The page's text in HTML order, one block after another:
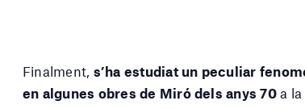
Finalment, s’ha estudiat un peculiar
en algunes obres de Miró dels anys 70a la